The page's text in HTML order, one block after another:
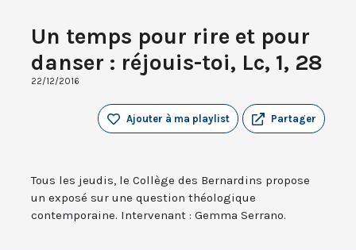
Un temps pour rire et pour
danser : réjouis-toi, Lc, 1, 28
22/12/2016
Partager
Ajouter à ma playlist
Tous les jeudis, le Collège des Bernardins propose
un exposé sur une question théologique
contemporaine. Intervenant : Gemma Serrano.